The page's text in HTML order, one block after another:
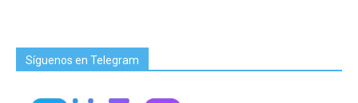
Síguenos en Telegram